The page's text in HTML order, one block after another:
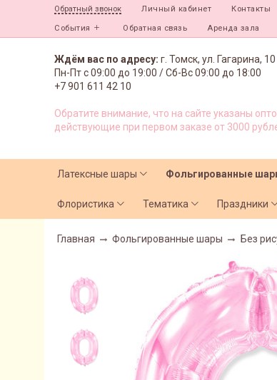
Обратный звонок Личный кабинет Контакты
События Обратная связь Аренда зала
Ждём вас по адресу: г. Томск, ул. Гагарина, 10
Пн-Пт с09:00 до 19:00 /Сб-Вс 09:00 до 18:00
+7 901 611 42 10
Обратите внимание, что на сайте указаны
действующие при первом заказе от 3000
Латексные шары Фольгированные
Флористика Тематика Праздники
Главная Фольгированные шары Без